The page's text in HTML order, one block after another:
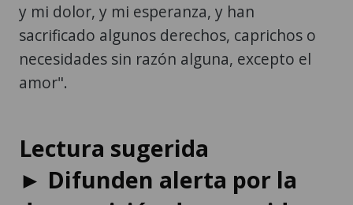
y mi dolor, y mi esperanza, y han
sacrificado algunos derechos, caprichos o
necesidades sin razón alguna, excepto el
amor".
Lectura sugerida
► Difunden alerta por la